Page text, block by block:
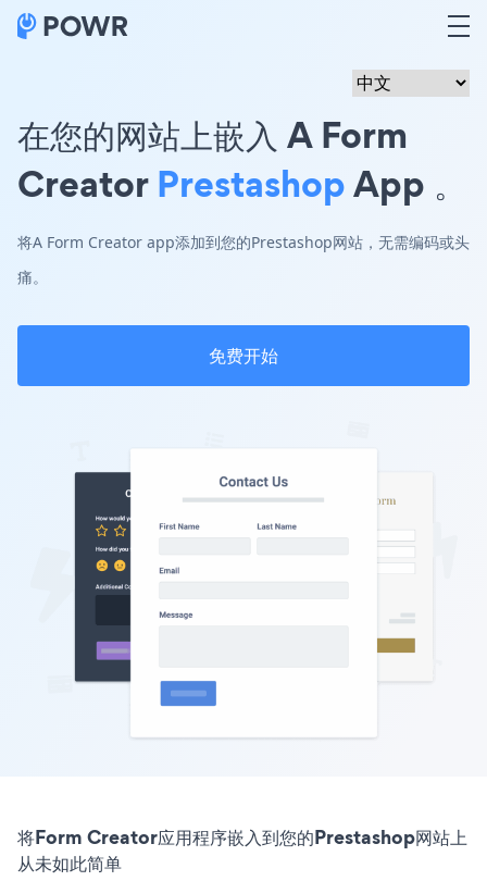
在您的网站上嵌入 A Form
CreatorPrestashopApp 。
将A Form Creator app添加到您的Prestashop网站，无需编码或头
痛。
免费开始
将Form Creator应用程序嵌入到您的Prestashop网站上
从未如此简单